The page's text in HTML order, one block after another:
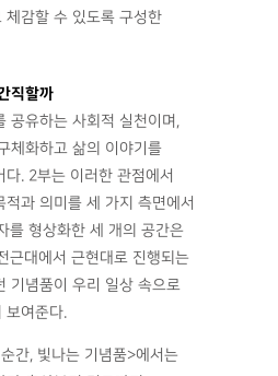
체감할 수 있도록 구성한
직할까
공유하는 사회적 실천이며,
체화하고 삶의 이야기를
다. 2부는 이러한 관점에서
과 의미를 세 가지 측면에서
를 형상화한 세 개의 공간은
근대에서 근현대로 진행되는
기념품이 우리 일상 속으로
보여준다.
간, 빛나는 기념품>에서는